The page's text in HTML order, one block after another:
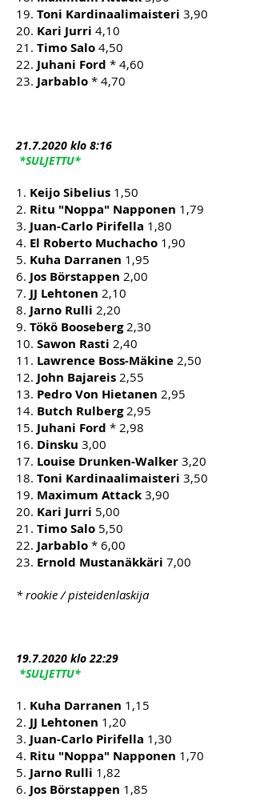
19. Toni Kardinaalimaisteri 3,90
20. Kari Jurri 4,10
21. Timo Salo 4,50
22. Juhani Ford * 4,60
23. Jarbablo * 4,70
21.7.2020 klo 8:16
*SULJETTU*
1. Keijo Sibelius 1,50
2. Ritu "Noppa" Napponen 1,79
3. Juan-Carlo Pirifella 1,80
4. El Roberto Muchacho 1,90
5. Kuha Darranen 1,95
6. Jos Börstappen 2,00
7. JJ Lehtonen 2,10
8. Jarno Rulli 2,20
9. Tökö Booseberg2,30
10. Sawon Rasti 2,40
11. Lawrence Boss-Mäkine 2,50
12. John Bajareis 2,55
13. Pedro Von Hietanen 2,95
14. Butch Rulberg2,95
15. Juhani Ford * 2,98
16. Dinsku 3,00
17. Louise Drunken-Walker 3,20
18. Toni Kardinaalimaisteri 3,50
19. Maximum Attack 3,90
20. Kari Jurri 5,00
21. Timo Salo 5,50
22. Jarbablo * 6,00
23. Ernold Mustanäkkäri 7,00
* rookie / pisteidenlaskija
19.7.2020 klo 22:29
*SULJETTU*
1. Kuha Darranen 1,15
2. JJ Lehtonen 1,20
3. Juan-Carlo Pirifella 1,30
4. Ritu "Noppa" Napponen 1,70
5. Jarno Rulli 1,82
6. Jos Börstappen 1,85